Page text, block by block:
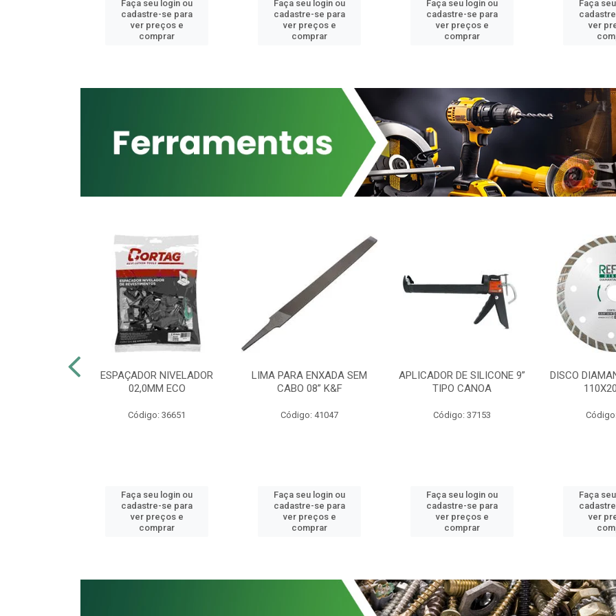
Faça seu login ou
cadastre-se para
ver preços e
comprar
Faça seu login ou
cadastre-se para
ver preços e
comprar
Faça seu login ou
cadastre-se para
ver preços e
comprar
Faça
ver
ESPAÇADOR NIVELADOR
02,0MM ECO
Código: 36651
Faça seu login ou
cadastre-se para
ver preços e
comprar
LIMA PARA ENXADA SEM
CABO 08” K&F
Código: 41047
Faça seu login ou
cadastre-se para
ver preços e
comprar
APLICADOR DE SILICONE 9”
TIPO CANOA
Código: 37153
Faça seu login ou
cadastre-se para
ver preços e
comprar
DISCO
Faça
ver